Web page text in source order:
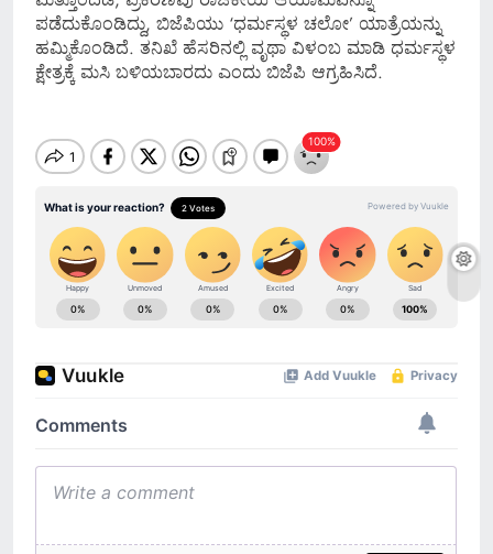
ಪಡೆದುಕೊಂಡಿದ್ದು, ಬಿಜೆಪಿಯು ‘ಧರ್ಮಸ್ಥಳ ಚಲೋ’ ಯಾತ್ರೆಯನ್ನು
ಹಮ್ಮಿಕೊಂಡಿದೆ. ತನಿಖೆ ಹೆಸರಿನಲ್ಲಿ ವೃಥಾ ವಿಳಂಬ ಮಾಡಿ ಧರ್ಮಸ್ಥಳ
ಕ್ಷೇತ್ರಕ್ಕೆ ಮಸಿ ಬಳಿಯಬಾರದು ಎಂದು ಬಿಜೆಪಿ ಆಗ್ರಹಿಸಿದೆ.